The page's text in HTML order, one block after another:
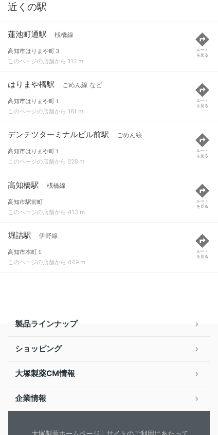
近くの駅
蓮池町通駅 桟橋線
高知市はりまや町３
このページの店舗から 112 m
ルート
を見る
はりまや橋駅 ごめん線 など
高知市はりまや町１
このページの店舗から 161 m
ルート
を見る
デンテツターミナルビル前駅 ごめん線
高知市はりまや町１
このページの店舗から 228 m
ルート
を見る
高知橋駅 桟橋線
高知市駅前町
このページの店舗から 413 m
ルート
を見る
堀詰駅 伊野線
高知市本町１
このページの店舗から 449 m
ルート
を見る
製品ラインナップ
ショッピング
大塚製薬CM情報
企業情報